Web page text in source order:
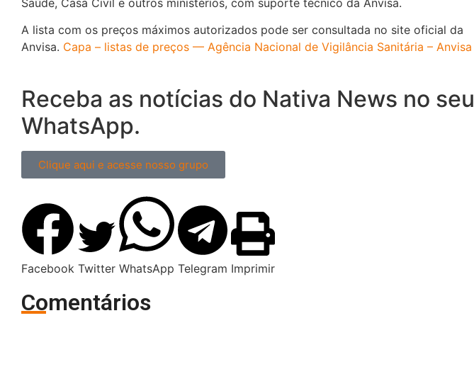
A lista com os preços máximos autorizados pode ser consultada no site oficial da
Anvisa. Capa – listas de preços — Agência Nacional de Vigilância Sanitária – Anvisa
Receba as notícias do Nativa News no seu
WhatsApp.
Clique aqui e acesse nosso grupo
Facebook Twitter WhatsApp Telegram Imprimir
Comentários